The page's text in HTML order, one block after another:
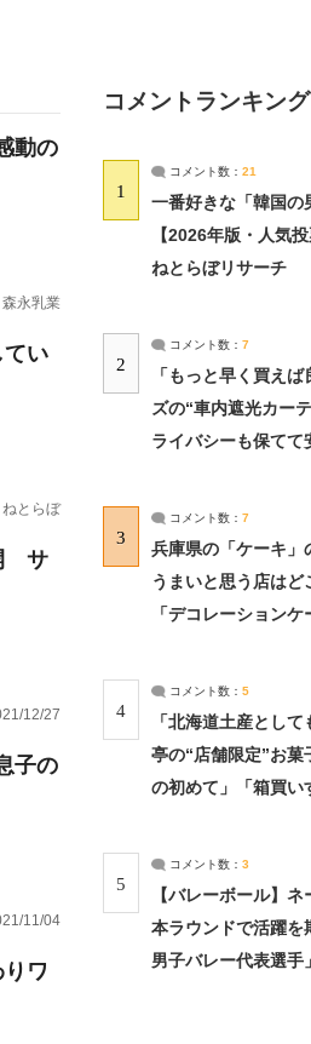
動の
森永乳業
てい
ねとらぼ
サ
12/27
子の
11/04
ワ
コメントランキング
1
コメント数： 21
一番好きな「韓国の
【2026年版・人気
ねとらぼリサーチ
2
コメント数： 7
「もっと早く買え
ズの“車内遮光カー
ライバシーも保てて
3
コメント数： 7
兵庫県の「ケーキ
うまいと思う店は
「デコレーションケ
4
コメント数： 5
「北海道土産とし
亭の“店舗限定”お
の初めて」「箱買い
5
コメント数： 3
【バレーボール】
本ラウンドで活躍を
男子バレー代表選手